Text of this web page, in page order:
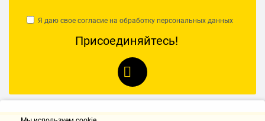
Я даю свое согласие на обработку персональных данных
Присоединяйтесь!